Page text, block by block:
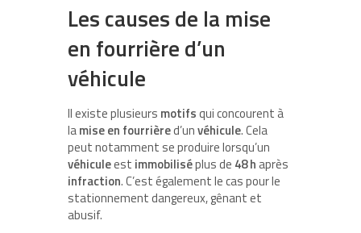
Les causes de la mise
en fourrière d’un
véhicule
Il existe plusieurs motifsqui concourent à
lamiseen fourrièred’unvéhicule. Cela
peut notamment se produire lorsqu’un
véhiculeest immobiliséplus de 48h après
infraction. C’est également le cas pour le
stationnement dangereux, gênant et
abusif.